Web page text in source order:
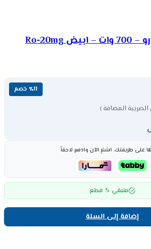
٪11 خصم
المضافة )
على طريقتك، اشترِ الآن وادفع لاحقاً
متبقي 5 قطع
إضافة إلى السلة